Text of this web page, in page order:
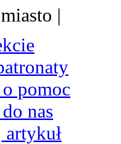
|
pomoc
nas